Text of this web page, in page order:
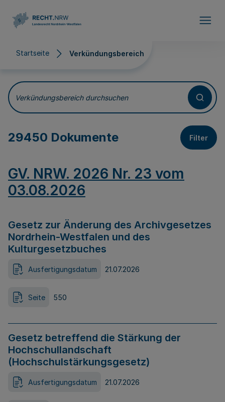
Startseite Verkündungsbereich
Verkündungsbereich
Verkündungsbereich durchsuchen
29450 Dokumente Filter
GV. NRW. 2026 Nr. 23 vom
03.08.2026
Gesetz zur Änderung des Archivgesetzes
Nordrhein-Westfalen und des
Kulturgesetzbuches
Ausfertigungsdatum 21.07.2026
Seite 550
Gesetz betreffend die Stärkung der
Hochschullandschaft
(Hochschulstärkungsgesetz)
Ausfertigungsdatum 21.07.2026